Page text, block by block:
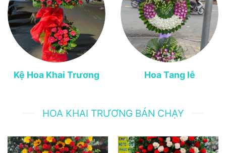
Kệ Hoa Khai Trương Hoa Tang lễ
HOA KHAI TRƯƠNG BÁN CHẠY